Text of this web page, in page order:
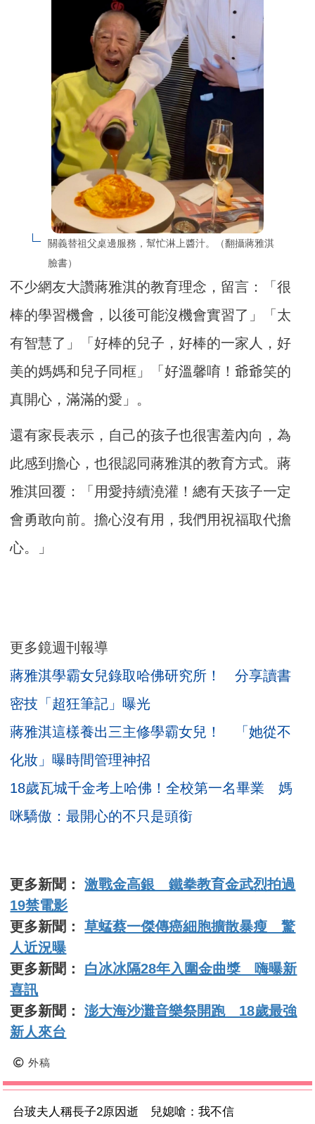
關義替祖父桌邊服務，幫忙淋上醬汁。（翻攝蔣雅淇
臉書）
不少網友大讚蔣雅淇的教育理念，留言：「很
棒的學習機會，以後可能沒機會實習了」「太
有智慧了」「好棒的兒子，好棒的一家人，好
美的媽媽和兒子同框」「好溫馨唷！爺爺笑的
真開心，滿滿的愛」。
還有家長表示，自己的孩子也很害羞內向，為
此感到擔心，也很認同蔣雅淇的教育方式。蔣
雅淇回覆：「用愛持續澆灌！總有天孩子一定
會勇敢向前。擔心沒有用，我們用祝福取代擔
心。」
更多鏡週刊報導
蔣雅淇學霸女兒錄取哈佛研究所！ 分享讀書
密技「超狂筆記」曝光
蔣雅淇這樣養出三主修學霸女兒！ 「她從不
化妝」曝時間管理神招
18歲瓦城千金考上哈佛！全校第一名畢業 媽
咪驕傲：最開心的不只是頭銜
更多新聞：激戰金高銀 鐵拳教育金武烈拍過
19禁電影
更多新聞：草蜢蔡一傑傳癌細胞擴散暴瘦 驚
人近況曝
更多新聞： 白冰冰隔28年入圍金曲獎 嗨曝新
喜訊
更多新聞：澎大海沙灘音樂祭開跑 18歲最強
新人來台
外稿
台玻夫人稱長子2原因逝 兒媳嗆：我不信